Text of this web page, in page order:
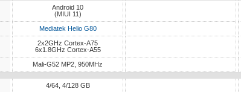
Android 10
(MIUI 11)
Mediatek Helio G80
2x2GHz Cortex-A75
6x1.8GHz Cortex-A55
Mali-G52 MP2, 950MHz
4/64, 4/128 GB